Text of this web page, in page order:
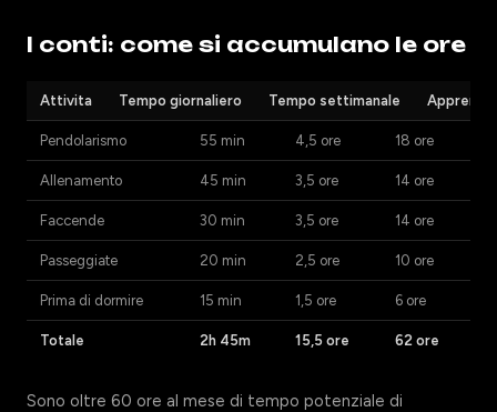
I conti: come si accumulano le ore
Attivita Tempo giornaliero Tempo settimanale
Pendolarismo 55 min 4,5 ore 18 ore
Allenamento 45 min 3,5 ore 14 ore
Faccende 30 min 3,5 ore 14 ore
Passeggiate 20 min 2,5 ore 10 ore
Prima di dormire 15 min 1,5 ore 6 ore
Totale 2h 45m 15,5 ore 62 ore
Sono oltre 60 ore al mese di tempo potenziale di